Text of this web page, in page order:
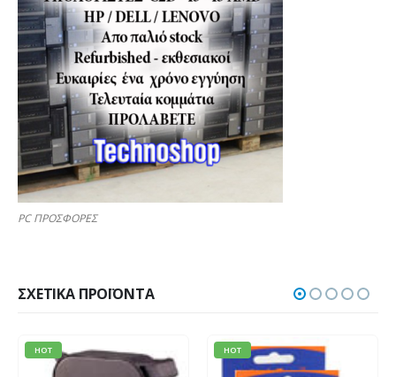
PC ΠΡΟΣΦΟΡΕΣ
ΣΧΕΤΙΚΆ ΠΡΟΪΌΝΤΑ
HOT HOT